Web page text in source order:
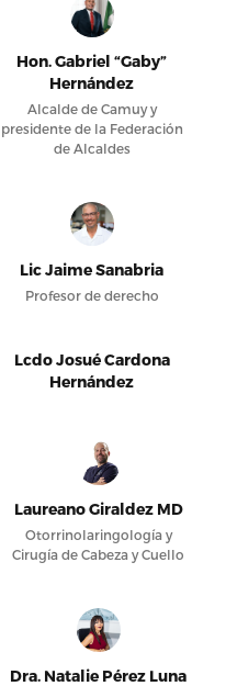
Hon. Gabriel “Gaby”
Hernández
Alcalde de Camuy y
presidente de la Federación
de Alcaldes
Lic Jaime Sanabria
Profesor de derecho
Lcdo Josué Cardona
Hernández
Laureano Giraldez MD
Otorrinolaringología y
Cirugía de Cabeza y Cuello
Dra. Natalie Pérez Luna